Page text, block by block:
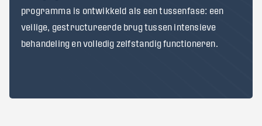
programma is ontwikkeld als een tussenfase: een
veilige, gestructureerde brug tussen intensieve
behandeling en volledig zelfstandig functioneren.